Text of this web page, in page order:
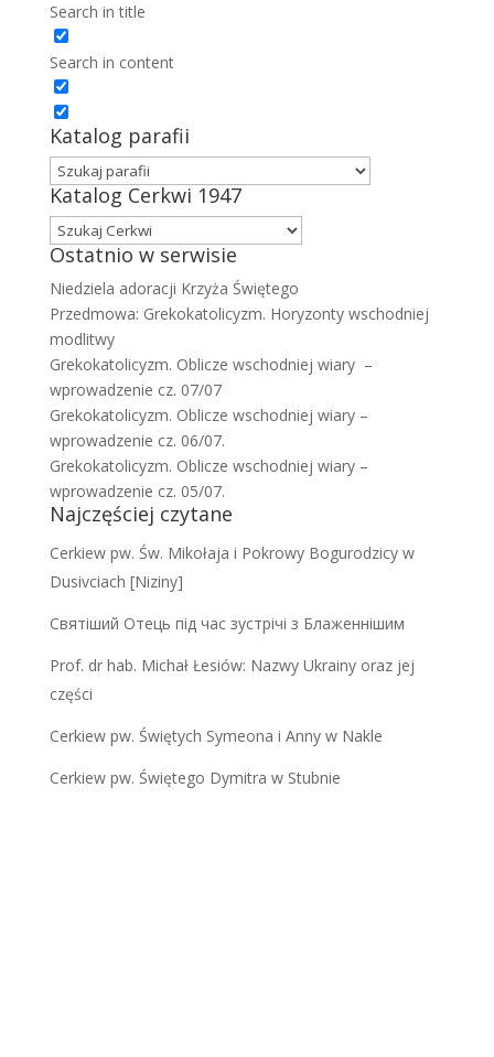
Search in title
Search in content
Katalog parafii
Katalog Cerkwi 1947
Ostatnio w serwisie
Niedziela adoracji Krzyża Świętego
Przedmowa: Grekokatolicyzm. Horyzonty wschodniej
modlitwy
Grekokatolicyzm. Oblicze wschodniej wiary –
wprowadzenie cz. 07/07
Grekokatolicyzm. Oblicze wschodniej wiary –
wprowadzenie cz. 06/07.
Grekokatolicyzm. Oblicze wschodniej wiary –
wprowadzenie cz. 05/07.
Najczęściej czytane
Cerkiew pw. Św. Mikołaja i Pokrowy Bogurodzicy w
Dusivciach [Niziny]
Святіший Отець під час зустрічі з Блаженнішим
Prof. dr hab. Michał Łesiów: Nazwy Ukrainy oraz jej
części
Cerkiew pw. Świętych Symeona i Anny w Nakle
Cerkiew pw. Świętego Dymitra w Stubnie